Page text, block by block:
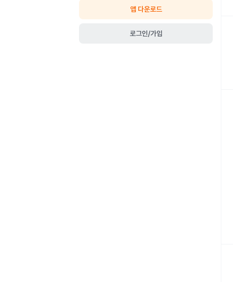
앱 다운로드
로그인/가입